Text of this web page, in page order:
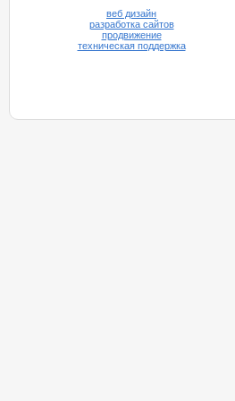
веб дизайн
разработка сайтов
продвижение
техническая поддержка